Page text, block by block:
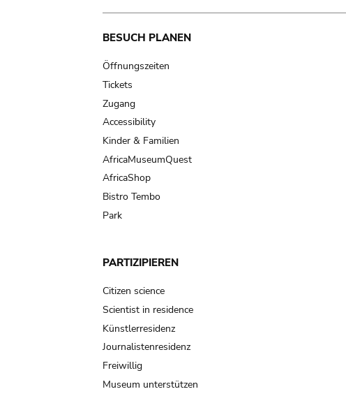
Main
navigation
BESUCH PLANEN
Öffnungszeiten
Tickets
Zugang
Accessibility
Kinder & Familien
AfricaMuseumQuest
AfricaShop
Bistro Tembo
Park
PARTIZIPIEREN
Citizen science
Scientist in residence
Künstlerresidenz
Journalistenresidenz
Freiwillig
Museum unterstützen